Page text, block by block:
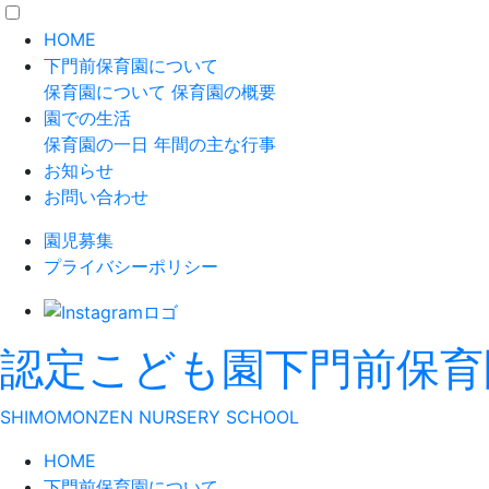
HOME
下門前保育園について
保育園について 保育園の概要
園での生活
保育園の一日 年間の主な行事
お知らせ
お問い合わせ
園児募集
プライバシーポリシー
認定こども園下門前保
SHIMOMONZEN NURSERY SCHOOL
HOME